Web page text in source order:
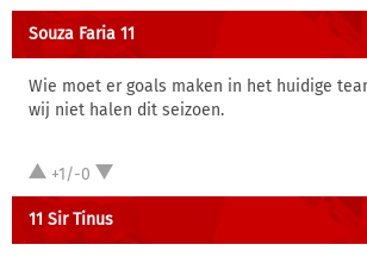
Souza Faria 11
Wie moet er goals maken in het huidige
wij niet halen dit seizoen.
+1/-0
11 Sir Tinus